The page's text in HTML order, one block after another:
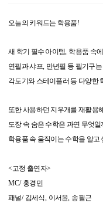
오늘의 키워드는 학용품!
새 학기 필수 아이템 학용품 속
연필과 샤프, 만년필 등 필기구는
각도기와 스테이플러 등 다양한
또한 사용하던 지우개를 재활용
도장 속 숨은 수학은 과연 무엇일
학용품 속 움직이는 수학을 알고
<고정 출연자>
MC/ 홍경민
패널/ 김세식 이서윤 송필근